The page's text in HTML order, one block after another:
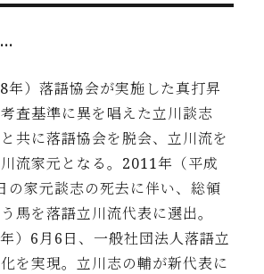
…
年）落語協会が実施した真打昇
査基準に異を唱えた立川談志
共に落語協会を脱会、立川流を
流家元となる。2011年（平成
の家元談志の死去に伴い、総領
馬を落語立川流代表に選出。
年）6月6日、一般社団法人落語立
を実現。立川志の輔が新代表に